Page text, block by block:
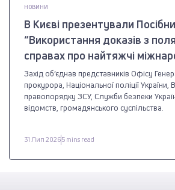
НОВИНИ
В Києві презентували
“Використання доказів з
справах про найтяжчі
Захід об’єднав представників Офісу
прокурора, Національної поліції України,
правопорядку ЗСУ, Служби безпеки
відомств, громадянського суспільства.
31 Лип 20265 mins read